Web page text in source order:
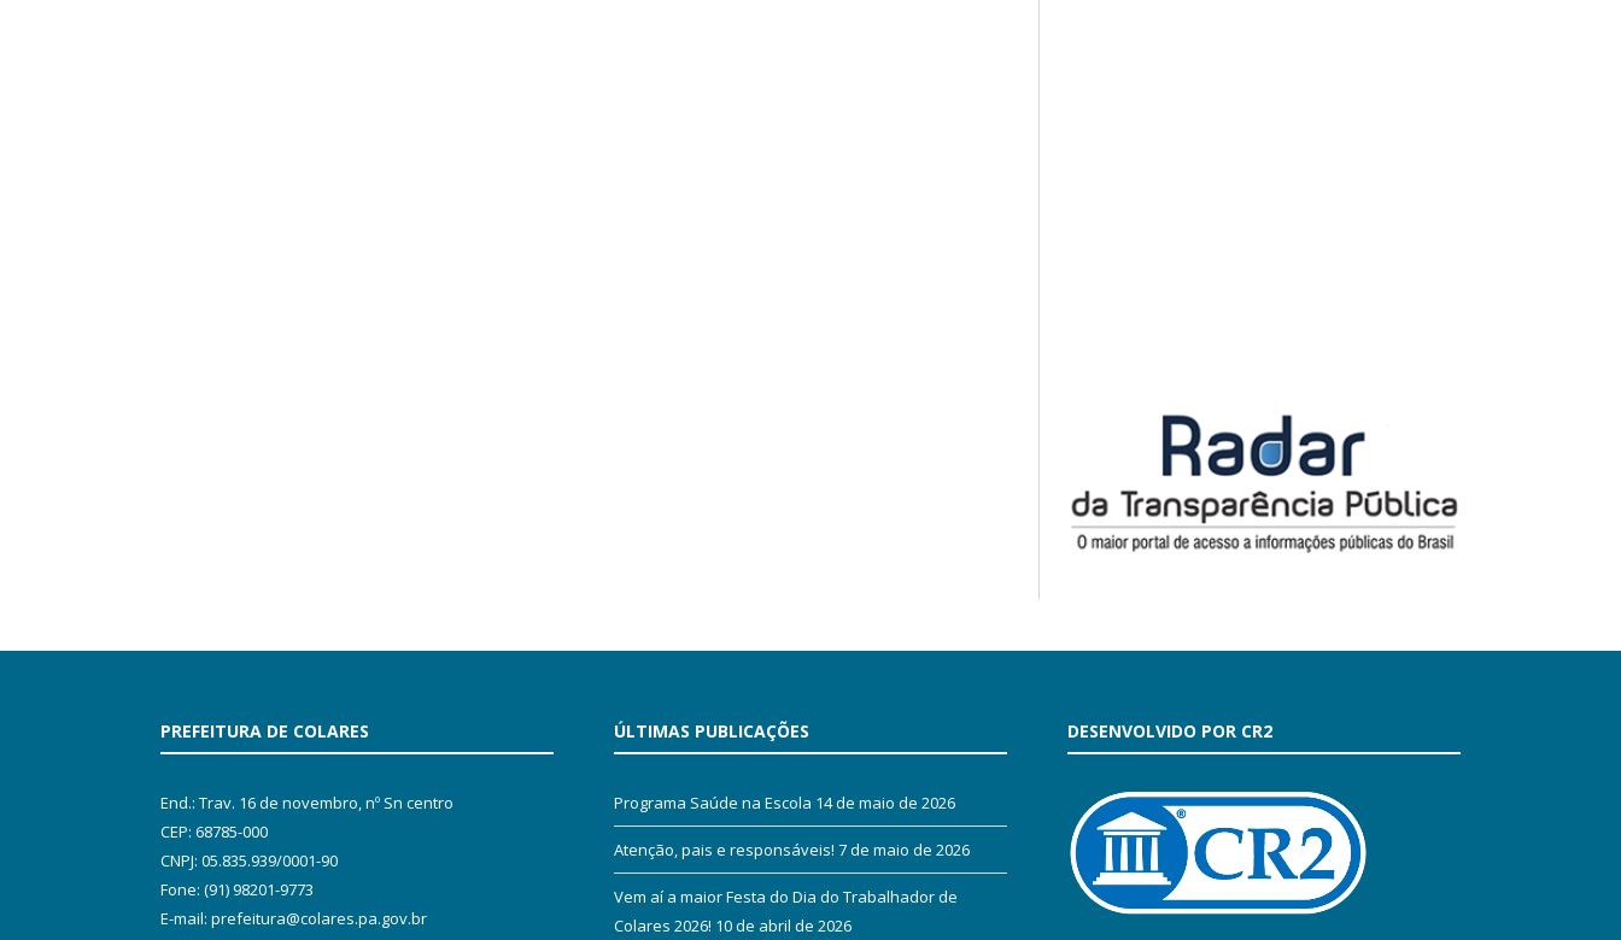
PREFEITURA DE COLARES
End.: Trav. 16 de novembro, nº Sn centro
CEP: 68785-000
CNPJ: 05.835.939/0001-90
Fone: (91) 98201-9773
E-mail: prefeitura@colares.pa.gov.br
ÚLTIMAS PUBLICAÇÕES
Programa Saúde na Escola 14 de maio de 2026
Atenção, pais e responsáveis! 7 de maio de 2026
Vem aí a maior Festa do Dia do Trabalhador de
Colares 2026! 10 de abril de 2026
DESENVOLVIDO POR CR2